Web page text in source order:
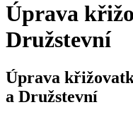
Úprava
Družstevní
Úprava
a Družstevní